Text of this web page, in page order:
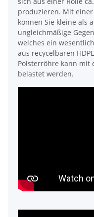
produzieren. Mit einer
können Sie kleine als
ungleichmäßige
welches ein
aus recycelbaren
Polsterröhre kann mit
belastet werden.